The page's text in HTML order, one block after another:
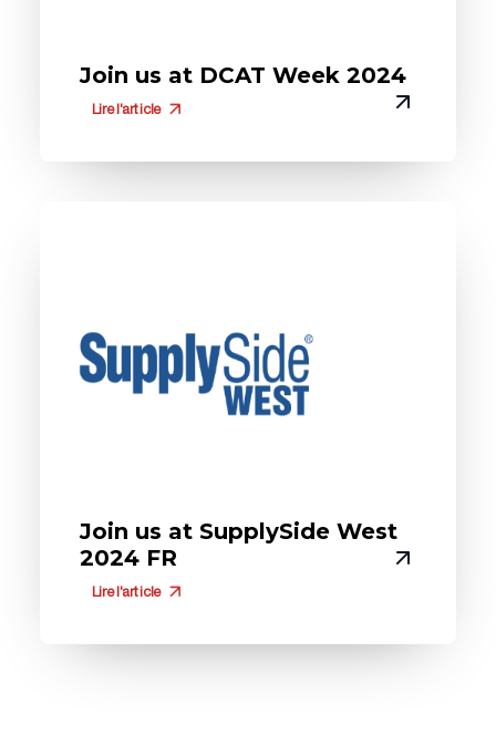
Join us at DCAT Week 2024
Lire l'article
Join us at SupplySide West
2024 FR
Lire l'article